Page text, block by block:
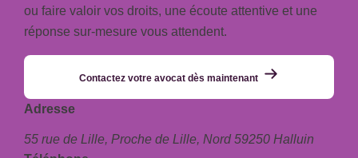
ou faire valoir vos droits, une écoute attentive et une
réponse sur-mesure vous attendent.
Contactez votre avocat dès maintenant
Adresse
55 rue de Lille, Proche de Lille, Nord 59250 Halluin